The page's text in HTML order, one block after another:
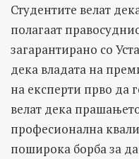
Студентите велат
полагаат
загарантирано со
дека владата на
на експерти прво да
велат дека
професионална
поширока борба за